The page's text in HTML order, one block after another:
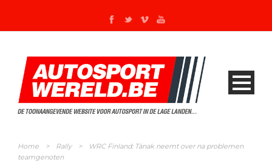
Home > Rally >
WRC Finland: Tänak neemt over na problemen
teamgenoten